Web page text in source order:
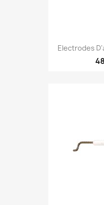
Electrodes